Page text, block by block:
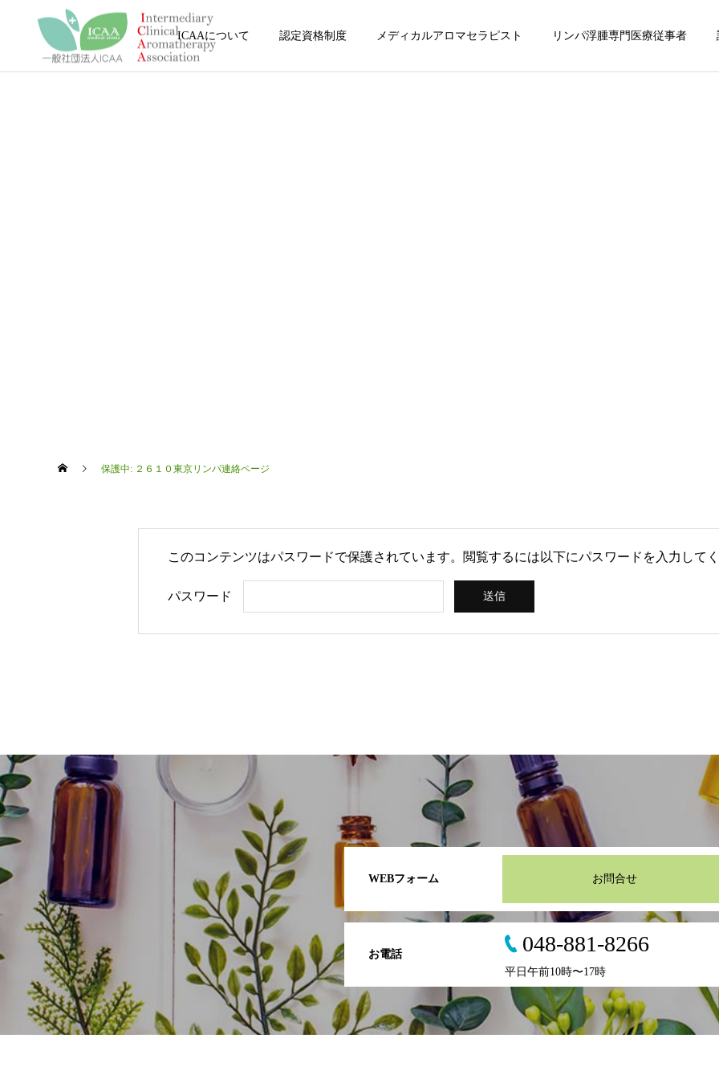
ICAAについて 認定資格制度 メディカルアロマセラピスト リンパ浮腫専門医療従事者
保護中: ２６１０東京リンパ連絡ページ
このコンテンツはパスワードで保護されています。閲覧するには以下にパスワードを入力してく
パスワード
WEBフォーム お問合せ
お電話 048-881-8266
平日午前10時〜17時